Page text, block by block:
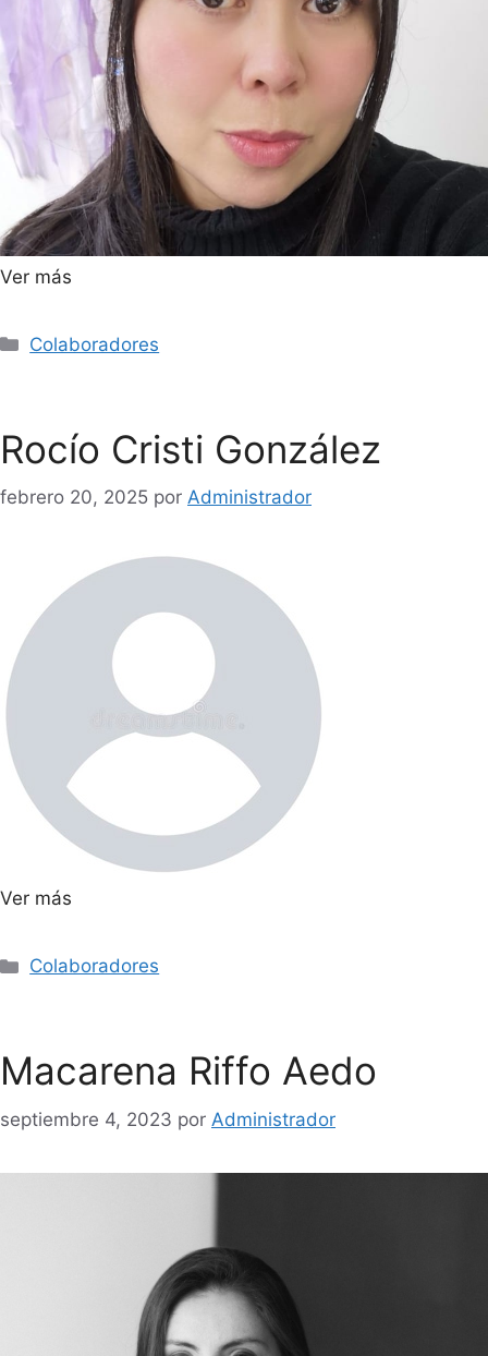
Ver más
Colaboradores
Rocío Cristi González
febrero 20, 2025 por Administrador
Ver más
Colaboradores
Macarena Riffo Aedo
septiembre 4, 2023 por Administrador